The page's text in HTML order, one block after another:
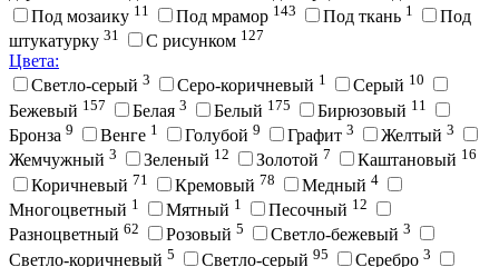
Под мозаику 11 Под мрамор 143 Под ткань 1
Под
штукатурку 31 С рисунком 127
Цвета:
Cветло-серый 3 Cеро-коричневый 1 Cерый 10
Бежевый 157 Белая 3 Белый 175 Бирюзовый 11
Бронза 9 Венге 1 Голубой 9 Графит 3 Желтый 3
Жемчужный 3 Зеленый 12 Золотой 7 Каштановый 16
Коричневый 71 Кремовый 78 Медный 4
Многоцветный 1 Мятный 1 Песочный 12
Разноцветный 62 Розовый 5 Светло-бежевый 3
Светло-коричневый 5 Светло-серый 95 Серебро 3